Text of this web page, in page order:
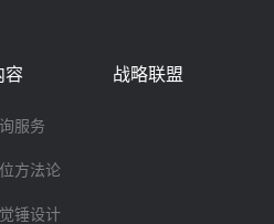
容
服务
方法论
锤设计
战略联盟